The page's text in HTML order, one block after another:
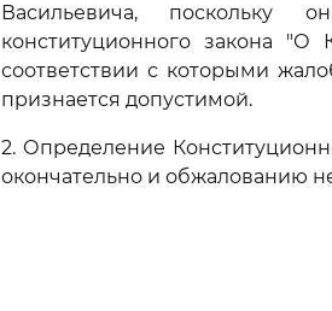
Васильевича, поскольку
конституционного закона "О
соответствии с которыми
признается допустимой.
2. Определение
окончательно и обжалованию